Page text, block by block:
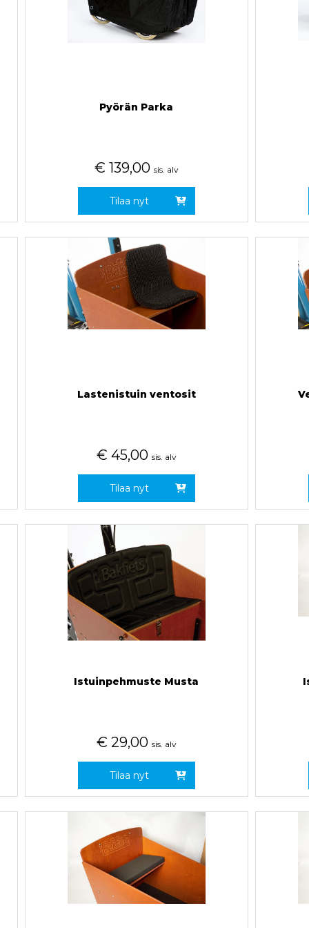
Pyörän Parka
€ 139,00 sis. alv
Tilaa nyt
Lastenistuin ventosit
€ 45,00 sis. alv
Tilaa nyt
Istuinpehmuste Musta
€ 29,00 sis. alv
Tilaa nyt